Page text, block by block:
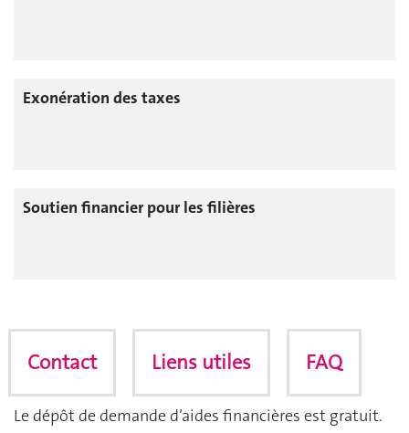
Exonération des taxes
Soutien financier pour les filières
Contact Liens utiles FAQ
Le dépôt de demande d’aides financières est gratuit.